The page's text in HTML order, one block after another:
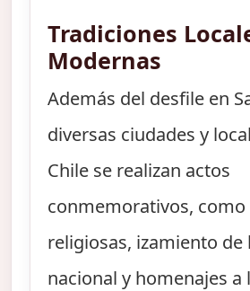
Tradiciones
Modernas
Además del desfile en
diversas ciudades y
Chile se realizan actos
conmemorativos,
religiosas, izamiento de
nacional y homenajes a